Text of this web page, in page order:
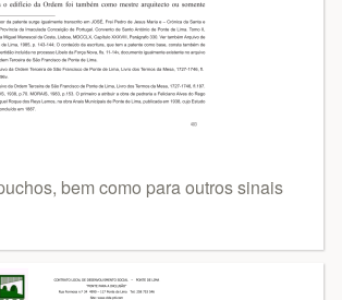
bem como para outros sinais